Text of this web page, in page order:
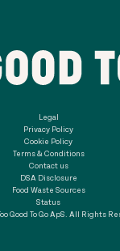
Legal
Privacy Policy
Cookie Policy
Terms & Conditions
Contact us
DSA Disclosure
Food Waste Sources
Status
Good To Go ApS. All Rights